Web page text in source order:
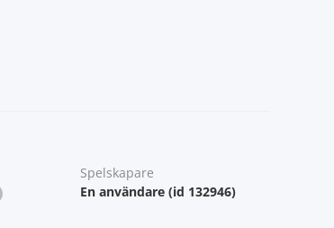
Spelskapare
En användare (id 132946)